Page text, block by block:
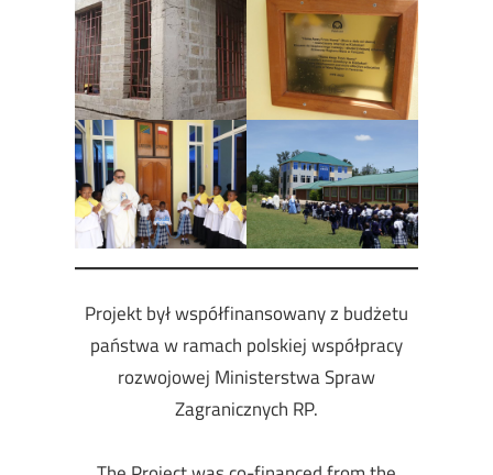
Projekt był współfinansowany z budżetu
państwa w ramach polskiej współpracy
rozwojowej Ministerstwa Spraw
Zagranicznych RP.